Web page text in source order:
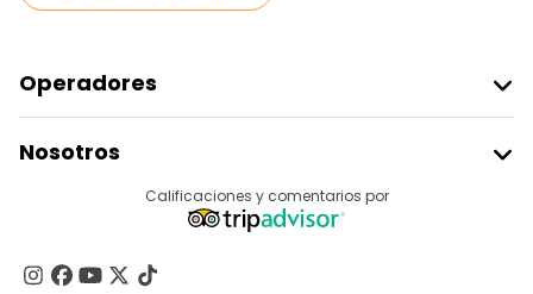
Tours gastronómicos en Tiflis
Free tours cerca Metekhi St. Virgin Church
Free tours cerca Bridge of Peace
Free tours cerca Sioni Cathedral
Operadores
Acceder Como Proveedor
Programa De Afiliados
Nosotros
Contacto
Calificaciones y comentarios por